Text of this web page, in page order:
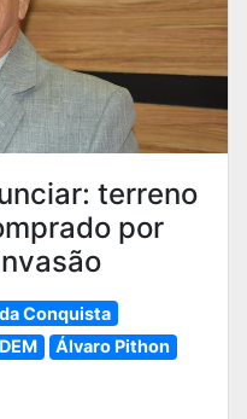
terreno
por
Conquista
DEM Álvaro Pithon